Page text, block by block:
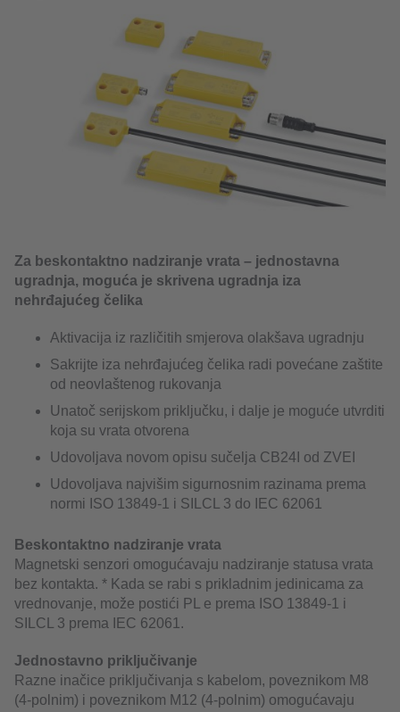
Za beskontaktno nadziranje vrata – jednostavna
ugradnja, moguća je skrivena ugradnja iza
nehrđajućeg čelika
Aktivacija iz različitih smjerova olakšava ugradnju
Sakrijte iza nehrđajućeg čelika radi povećane zaštite
od neovlaštenog rukovanja
Unatoč serijskom priključku, i dalje je moguće utvrditi
koja su vrata otvorena
Udovoljava novom opisu sučelja CB24I od ZVEI
Udovoljava najvišim sigurnosnim razinama prema
normi ISO 13849-1 i SILCL 3 do IEC 62061
Beskontaktno nadziranje vrata
Magnetski senzori omogućavaju nadziranje statusa vrata
bez kontakta. * Kada se rabi s prikladnim jedinicama za
vrednovanje, može postići PL e prema ISO 13849-1 i
SILCL 3 prema IEC 62061.
Jednostavno priključivanje
Razne inačice priključivanja s kabelom, poveznikom M8
(4-polnim) i poveznikom M12 (4-polnim) omogućavaju